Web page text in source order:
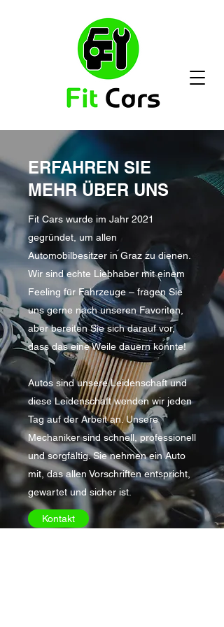
ERFAHREN SIE
MEHR ÜBER UNS
Fit Cars wurde im Jahr 2021
gegründet, um allen
Automobilbesitzer in Graz zu dienen.
Wir sind echte Liebhaber mit einem
Feeling für Fahrzeuge – fragen Sie
uns gerne nach unseren Favoriten,
aber bereiten Sie sich darauf vor,
dass das eine Weile dauern könnte!
Autos sind unsere Leidenschaft und
diese Leidenschaft wenden wir jeden
Tag auf der Arbeit an. Unsere
Mechaniker sind schnell, professionell
und sorgfältig. Sie nehmen ein Auto
mit, das allen Vorschriften entspricht,
gewartet und sicher ist.
Kontakt